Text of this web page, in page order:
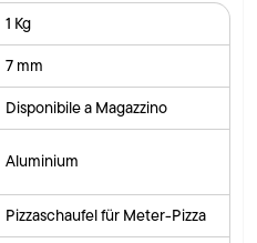
1 Kg
7 mm
Disponibile a Magazzino
Aluminium
Pizzaschaufel für Meter-Pizza